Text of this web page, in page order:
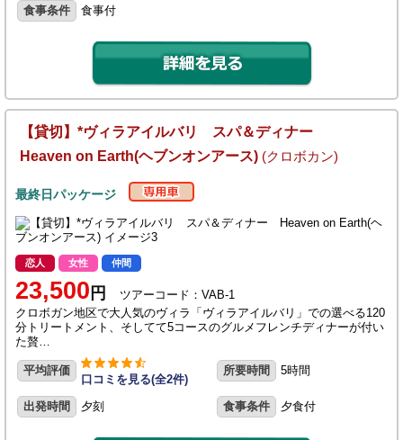
食事条件 食事付
【貸切】*ヴィラアイルバリ スパ＆ディナー
Heaven on Earth(ヘブンオンアース) (クロボカン)
最終日パッケージ
恋人 女性 仲間
23,500 円
ツアーコード：VAB-1
クロボガン地区で大人気のヴィラ「ヴィラアイルバリ」での選べる120
分トリートメント、そしてて5コースのグルメフレンチディナーが付い
た贅…
平均評価
口コミを見る(全2件)
所要時間 5時間
出発時間 夕刻 食事条件 夕食付